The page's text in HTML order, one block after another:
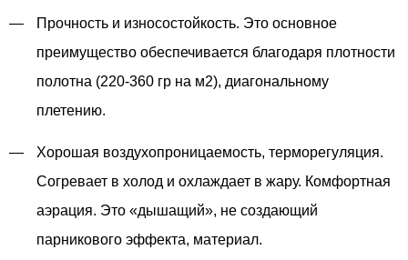
Прочность и износостойкость. Это основное
преимущество обеспечивается благодаря плотности
полотна (220-360 гр на м2), диагональному
плетению.
Хорошая воздухопроницаемость, терморегуляция.
Согревает в холод и охлаждает в жару. Комфортная
аэрация. Это «дышащий», не создающий
парникового эффекта, материал.